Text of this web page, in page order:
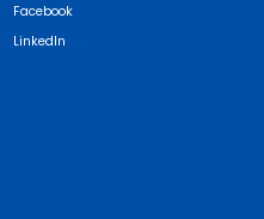
Facebook
LinkedIn